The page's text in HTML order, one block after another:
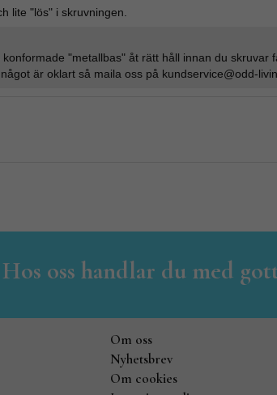
lite "lös" i skruvningen.
"metallbas" åt rätt håll innan du skruvar
är oklart så maila oss på kundservice@odd-
oss handlar du med
Om oss
Nyhetsbrev
Om cookies